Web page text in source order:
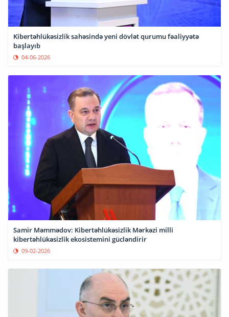
Kibertəhlükəsizlik sahəsində yeni dövlət qurumu fəaliyyətə
başlayıb
04-06-2026
Samir Məmmədov: Kibertəhlükəsizlik Mərkəzi milli
kibertəhlükəsizlik ekosistemini gücləndirir
09-02-2026